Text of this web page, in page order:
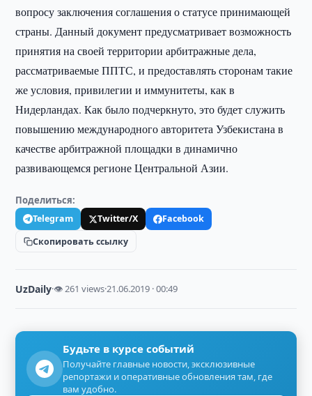
вопросу заключения соглашения о статусе принимающей
страны. Данный документ предусматривает возможность
принятия на своей территории арбитражные дела,
рассматриваемые ППТС, и предоставлять сторонам такие
же условия, привилегии и иммунитеты, как в
Нидерландах. Как было подчеркнуто, это будет служить
повышению международного авторитета Узбекистана в
качестве арбитражной площадки в динамично
развивающемся регионе Центральной Азии.
Поделиться:
Telegram Twitter/X
Facebook
Скопировать ссылку
UzDaily·👁 261 views·21.06.2019 · 00:49
Будьте в курсе событий
Получайте главные новости, эксклюзивные
репортажи и оперативные обновления там, где
вам удобно.